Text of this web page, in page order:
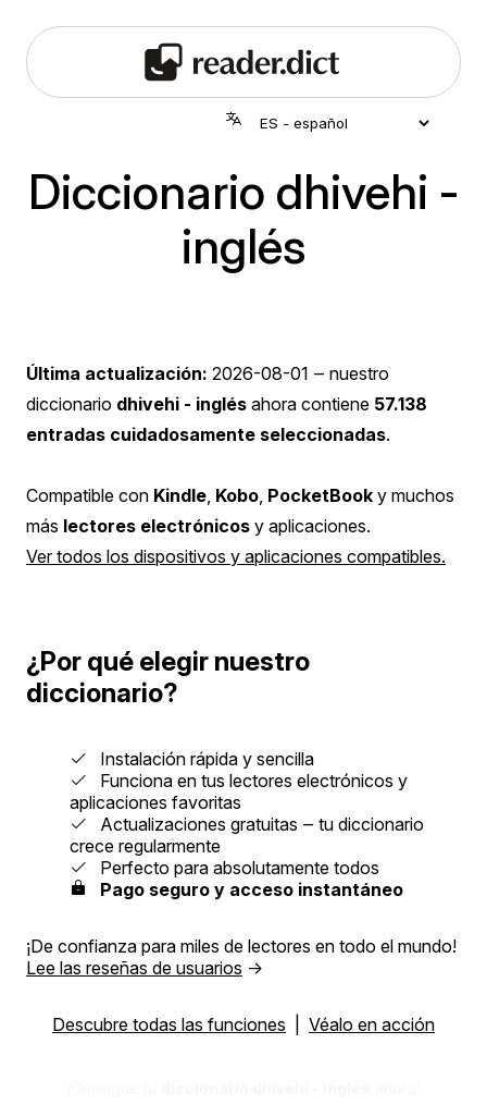
Diccionario dhivehi -
inglés
Última actualización: 2026-08-01 ‒ nuestro
diccionario dhivehi - inglés ahora contiene 57.138
entradas cuidadosamente seleccionadas.
Compatible con Kindle Kobo PocketBook y muchos
más lectores electrónicos y aplicaciones.
Ver todos los dispositivos y aplicaciones compatibles.
¿Por qué elegir nuestro
diccionario?
Instalación rápida y sencilla
Funciona en tus lectores electrónicos y
aplicaciones favoritas
Actualizaciones gratuitas ‒ tu diccionario
crece regularmente
Perfecto para absolutamente todos
Pago seguro y acceso instantáneo
¡De confianza para miles de lectores en todo el mundo!
Lee las reseñas de usuarios →
Descubre todas las funciones Véalo en acción